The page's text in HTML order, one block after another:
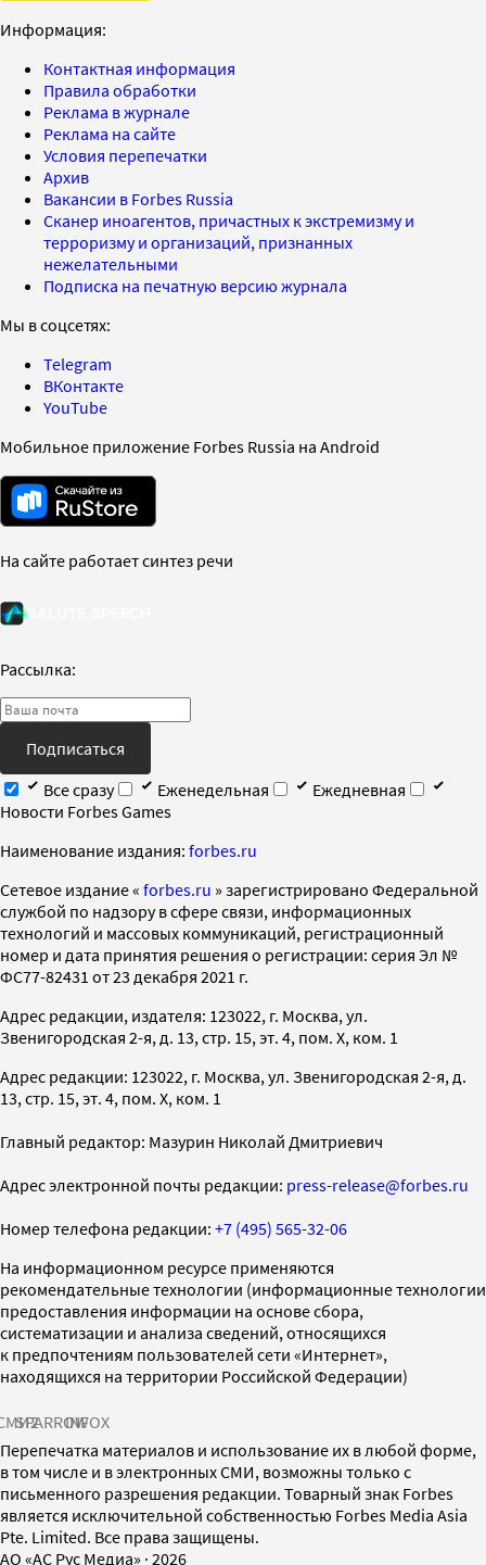
Информация:
Контактная информация
Правила обработки
Реклама в журнале
Реклама на сайте
Условия перепечатки
Архив
Вакансии в Forbes Russia
Сканер иноагентов, причастных к экстремизму и
терроризму и организаций, признанных
нежелательными
Подписка на печатную версию журнала
Мы в соцсетях:
Telegram
ВКонтакте
YouTube
Мобильное приложение Forbes Russia на Android
На сайте работает синтез речи
Рассылка:
Подписаться
Все сразу
Еженедельная
Ежедневная
Новости Forbes Games
Наименование издания: forbes.ru
Cетевое издание « forbes.ru » зарегистрировано Федеральной
службой по надзору в сфере связи, информационных
технологий и массовых коммуникаций, регистрационный
номер и дата принятия решения о регистрации: серия Эл №
ФС77-82431 от 23 декабря 2021 г.
Адрес редакции, издателя: 123022, г. Москва, ул.
Звенигородская 2-я, д. 13, стр. 15, эт. 4, пом. X, ком. 1
Адрес редакции: 123022, г. Москва, ул. Звенигородская 2-я, д.
13, стр. 15, эт. 4, пом. X, ком. 1
Главный редактор: Мазурин Николай Дмитриевич
Адрес электронной почты редакции: press-release@forbes.ru
Номер телефона редакции: +7 (495) 565-32-06
На информационном ресурсе применяются
рекомендательные технологии (информационные технологии
предоставления информации на основе сбора,
систематизации и анализа сведений, относящихся
к предпочтениям пользователей сети «Интернет»,
находящихся на территории Российской Федерации)
SPARROWINFOX
Перепечатка материалов и использование их в любой форме,
в том числе и в электронных СМИ, возможны только с
письменного разрешения редакции. Товарный знак Forbes
является исключительной собственностью Forbes Media Asia
Pte. Limited. Все права защищены.
AO «АС Рус Медиа» · 2026